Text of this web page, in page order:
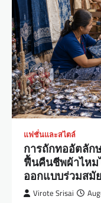
แฟชั่นและสไตล์
การถักทออัตลัก
ฟื้นคืนชีพผ้าไห
ออกแบบร่วมสมั
Virote Srisai